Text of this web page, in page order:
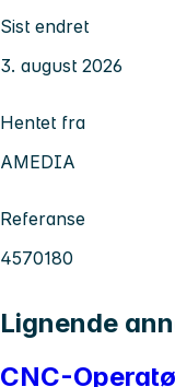
Sist endret
3. august 2026
Hentet fra
AMEDIA
Referanse
4570180
Lignende
CNC-